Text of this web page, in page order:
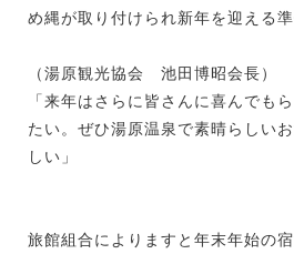
め縄が取り付けられ新年を迎える準
（湯原観光協会 池田博昭会長）
「来年はさらに皆さんに喜んでも
たい。ぜひ湯原温泉で素晴らしい
しい」
旅館組合によりますと年末年始の